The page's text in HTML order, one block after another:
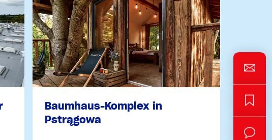
Baumhaus-Komplex in
Pstrągowa